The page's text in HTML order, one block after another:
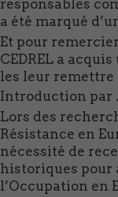
responsables
a été marqué
Et pour
CEDREL a
les leur remettre
Introduction par
Lors des
Résistance en
nécessité de
historiques pour
l’Occupation en